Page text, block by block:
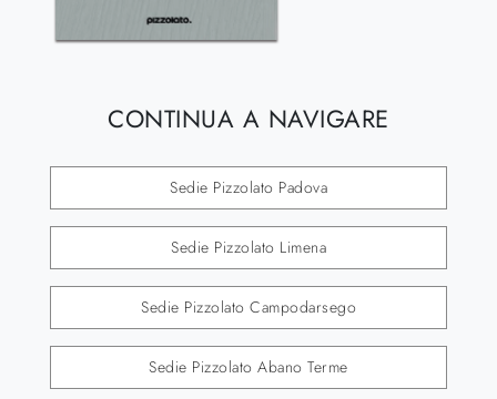
CONTINUA A NAVIGARE
Sedie Pizzolato Padova
Sedie Pizzolato Limena
Sedie Pizzolato Campodarsego
Sedie Pizzolato Abano Terme